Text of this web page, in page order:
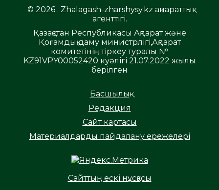
© 2026 . Zhalagash-zharshysy.kz ақпараттық
агенттігі.
Қазақстан Республикасы Ақпарат және
Қоғамдық даму министрлігі,Ақпарат
комитетінің тіркеу туралы №
KZ91VPY00052420 куәлігі 21.07.2022 жылы
берілген
Басшылық
Редакция
Сайт картасы
Материалдарды пайдалану ережелері
Сайттың ескі нұсқасы